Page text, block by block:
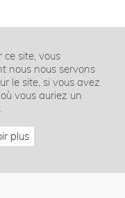
site, vous
nous nous servons
le site, si vous avez
vous auriez un
plus